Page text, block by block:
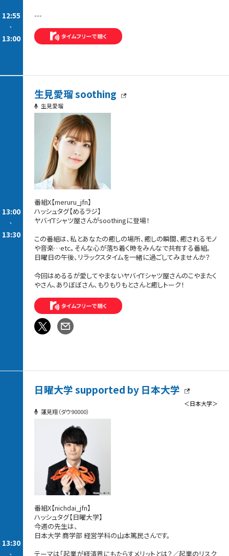
12:55
-
13:00
---
13:00
-
13:30
生見愛瑠 soothing
生見愛瑠
番組X【meruru_jfn】
ハッシュタグ【めるラジ】
ヤバイTシャツ屋さんがsoothingに登場！
この番組は、私とあなたの癒しの場所、癒しの瞬間、癒されるモノ
や音楽…etc。そんな心が落ち着く時をみんなで共有する番組。
日曜日の午後、リラックスタイムを一緒に過ごしてみませんか？
今回はめるるが愛してやまないヤバイTシャツ屋さんのこやまたく
やさん、ありぼぼさん、もりもりもとさんと癒しトーク！
13:30
-
日曜大学 supported by 日本大学
＜日本大学＞
蓮見翔（ダウ90000）
番組X【nichdai_jfn】
ハッシュタグ【日曜大学】
今週の先生は、
日本大学 商学部 経営学科の山本篤民さんです。
テーマは「起業が経済界にもたらすメリットとは？／起業のリスク